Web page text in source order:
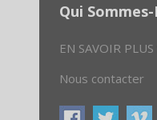
Qui
EN SAVOIR
Nous contacter